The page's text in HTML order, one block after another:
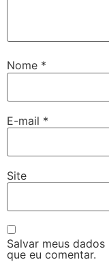
Nome *
E-mail *
Site
Salvar meus
que eu comentar.